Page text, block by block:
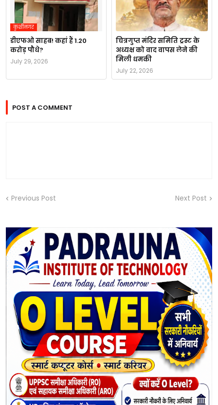
कुशीनगर
डीएफओ साहब! कहां हैं 1.20
करोड़ पौधे?
July 29, 2026
चित्रगुप्त मंदिर समिति ट्रस्ट के
अध्यक्ष को वाद वापस लेने की
मिली धमकी
July 22, 2026
POST A COMMENT
Previous Post Next Post